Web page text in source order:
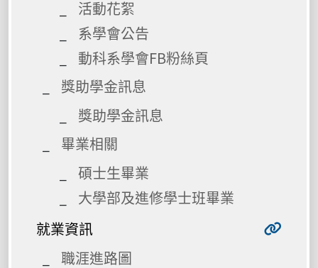
活動花絮
系學會公告
動科系學會FB粉絲頁
獎助學金訊息
獎助學金訊息
畢業相關
碩士生畢業
大學部及進修學士班畢業
就業資訊
職涯進路圖